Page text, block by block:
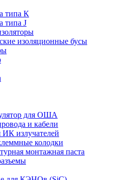
типа К
типа J
изоляционные бусы
для ОША
и кабели
ИК излучателей
колодки
монтажная паста